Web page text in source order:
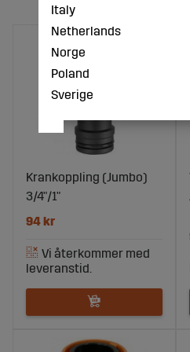
Krankoppling (Jumbo)
3/4"/1"
94 kr
Italy
Netherlands
Norge
Poland
Sverige